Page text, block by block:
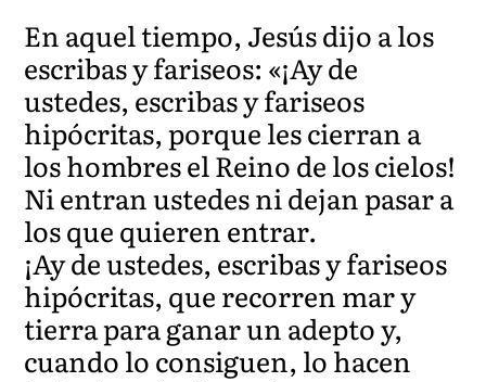
En aquel tiempo, Jesús dijo a los
escribas y fariseos: «¡Ay de
ustedes, escribas y fariseos
hipócritas, porque les cierran a
los hombres el Reino de los cielos!
Ni entran ustedes ni dejan pasar a
los que quieren entrar.
¡Ay de ustedes, escribas y fariseos
hipócritas, que recorren mar y
tierra para ganar un adepto y,
cuando lo consiguen, lo hacen